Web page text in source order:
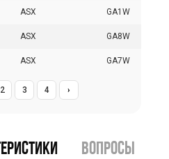
ASX GA1W
ASX GA8W
ASX GA7W
2 3 4 ›
вопросы